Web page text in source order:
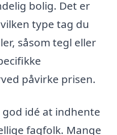
bolig. Det er
type tag du
såsom tegl eller
påvirke prisen.
idé at indhente
fagfolk. Mange